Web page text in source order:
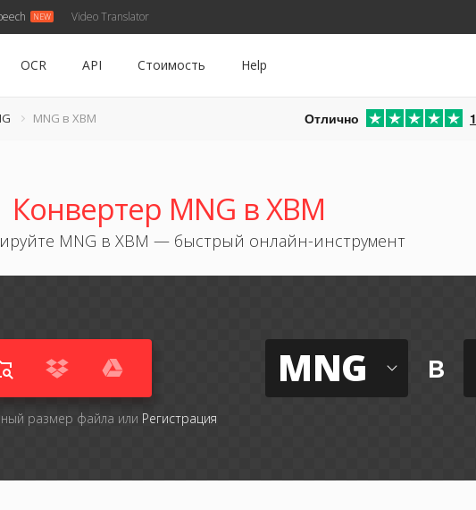
Video Translator
OCR API Стоимость Help
MNG в XBM Отлично
Конвертер MNG в XBM
MNG в XBM — быстрый онлайн-инструмент
размер файла или Регистрация
MNG в